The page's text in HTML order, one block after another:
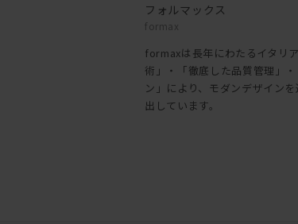
フォルマックス
formax
formaxは長年にわたるイタリ
術」・「徹底した品質管理」
ン」により、モダンデザイン
出しています。